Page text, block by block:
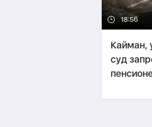
18:56
Кайман,
суд